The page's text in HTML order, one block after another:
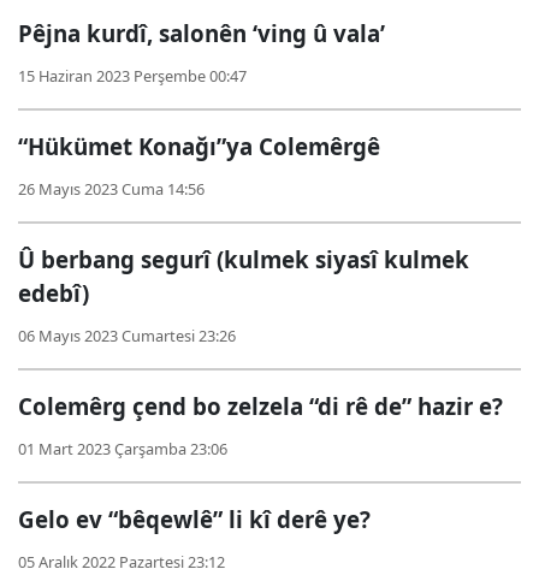
Pêjna kurdî, salonên ‘ving û vala’
15 Haziran 2023 Perşembe 00:47
“Hükümet Konağı”ya Colemêrgê
26 Mayıs 2023 Cuma 14:56
Û berbang segurî (kulmek siyasî kulmek
edebî)
06 Mayıs 2023 Cumartesi 23:26
Colemêrg çend bo zelzela “di rê de” hazir e?
01 Mart 2023 Çarşamba 23:06
Gelo ev “bêqewlê” li kî derê ye?
05 Aralık 2022 Pazartesi 23:12